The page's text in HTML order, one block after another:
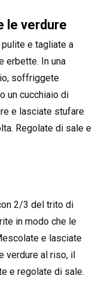
le verdure
pulite e tagliate a
erbette. In una
soffriggete
un cucchiaio di
e lasciate stufare
Regolate di sale e
2/3 del trito di
in modo che le
e lasciate
verdure al riso, il
e regolate di sale.